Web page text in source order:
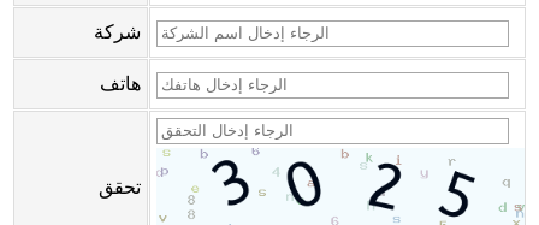
شركة
هاتف
تحقق